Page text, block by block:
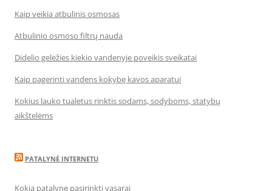
Kaip veikia atbulinis osmosas
Atbulinio osmoso filtrų nauda
Didelio geležies kiekio vandenyje poveikis sveikatai
Kaip pagerinti vandens kokybę kavos aparatui
Kokius lauko tualetus rinktis sodams, sodyboms, statybų
aikštelėms
PATALYNĖ INTERNETU
Kokią patalynę pasirinkti vasarai